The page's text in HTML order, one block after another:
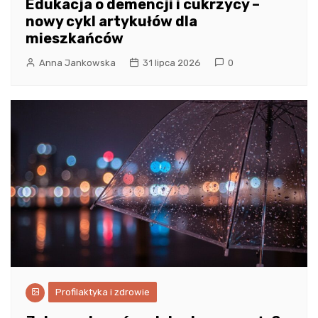
Edukacja o demencji i cukrzycy –
nowy cykl artykułów dla
mieszkańców
Anna Jankowska 31 lipca 2026 0
Profilaktyka i zdrowie